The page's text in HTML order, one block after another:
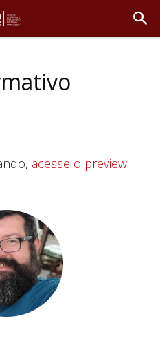
acesse o preview